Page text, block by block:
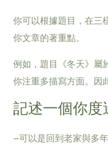
你可以根據題目，在三
你文章的著重點。
例如，題目《冬天》屬
你注重多描寫方面。因
記述一個你
–可以是回到老家與多